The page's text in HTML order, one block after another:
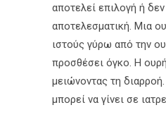
αποτελεί επιλογή ή δεν
αποτελεσματική. Μια
ιστούς γύρω από την
προσθέσει όγκο. Η
μειώνοντας τη
μπορεί να γίνει σε